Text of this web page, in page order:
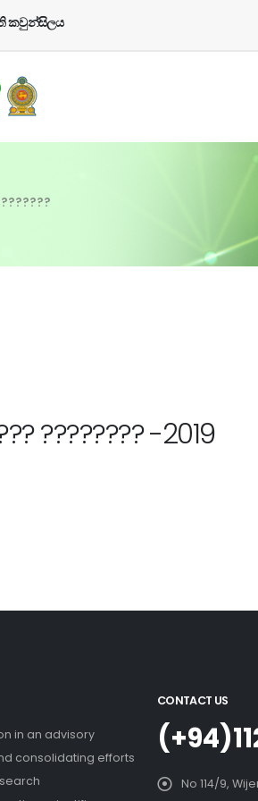
කවුන්සිලය
???????? -2019
in an advisory
consolidating efforts
CONTACT US
No 114/9,